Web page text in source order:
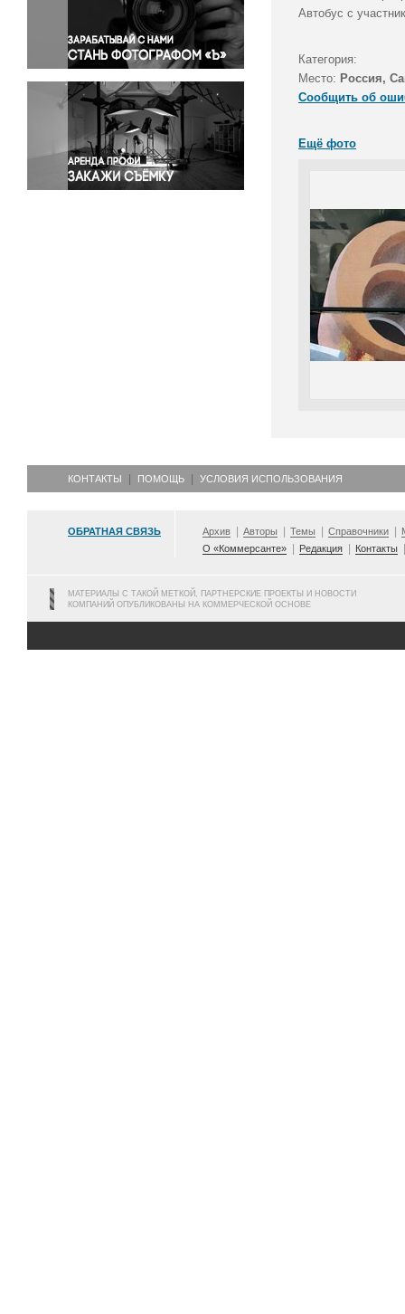
Правосудие
Происшествия и конфликты
Религия
Светская жизнь
Спорт
Экология
Экономика и бизнес
Автобус с
Категория:
Место: Россия,
Сообщить об
Ещё фото
КОНТАКТЫ ПОМОЩЬ УСЛОВИЯ ИСПОЛЬЗОВАНИЯ
ОБРАТНАЯ СВЯЗЬ Архив Авторы Темы Справочники
О «Коммерсанте»
Редакция Контакты
МАТЕРИАЛЫ С ТАКОЙ МЕТКОЙ, ПАРТНЕРСКИЕ ПРОЕКТЫ И НОВОСТИ
КОМПАНИЙ ОПУБЛИКОВАНЫ НА КОММЕРЧЕСКОЙ ОСНОВЕ